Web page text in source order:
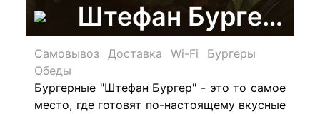
Штефан Бургер,
Самовывоз Доставка Wi-Fi
Бургеры
Обеды
Бургерные "Штефан Бургер" - это то самое
место, где готовят по-настоящему вкусные